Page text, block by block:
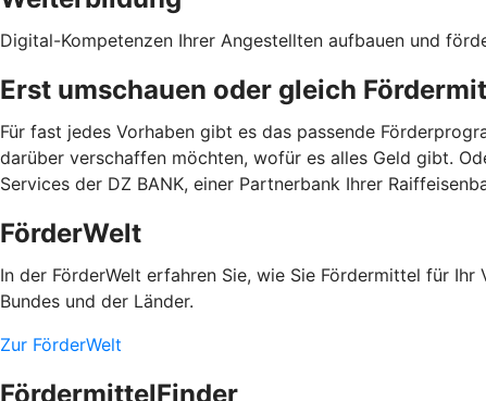
Digital-Kompetenzen Ihrer Angestellten aufbauen und
Erst umschauen oder gleich
Für fast jedes Vorhaben gibt es das passende
darüber verschaffen möchten, wofür es alles Geld gibt.
Services der DZ BANK, einer Partnerbank Ihrer
FörderWelt
In der FörderWelt erfahren Sie, wie Sie Fördermittel für
Bundes und der Länder.
Zur FörderWelt
FördermittelFinder